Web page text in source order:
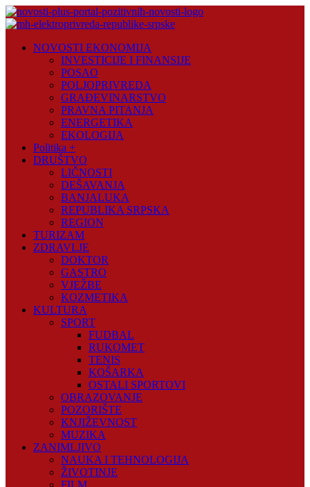
Skip
to
Plus
NOVOSTI EKONOMIJA
INVESTICIJE I FINANSIJE
POSAO
POLJOPRIVREDA
GRAĐEVINARSTVO
PRAVNA PITANJA
ENERGETIKA
EKOLOGIJA
Politika +
DRUŠTVO
LIČNOSTI
DEŠAVANJA
BANJALUKA
REPUBLIKA SRPSKA
REGION
TURIZAM
ZDRAVLJE
DOKTOR
GASTRO
VJEŽBE
KOZMETIKA
KULTURA
SPORT
FUDBAL
RUKOMET
TENIS
KOŠARKA
OSTALI SPORTOVI
OBRAZOVANJE
POZORIŠTE
KNJIŽEVNOST
MUZIKA
ZANIMLJIVO
NAUKA I TEHNOLOGIJA
ŽIVOTINJE
FILM